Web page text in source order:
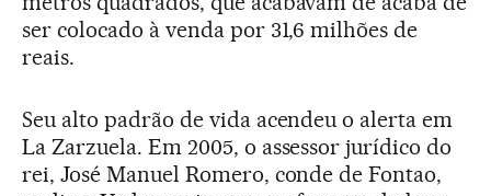
ser colocado à venda por 31,6 milhões de
reais.
Seu alto padrão de vida acendeu o alerta em
La Zarzuela. Em 2005, o assessor jurídico do
rei, José Manuel Romero, conde de Fontao,